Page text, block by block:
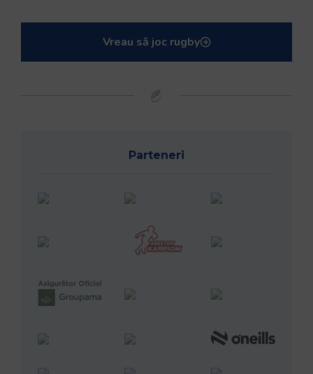
Vreau să joc rugby
Parteneri